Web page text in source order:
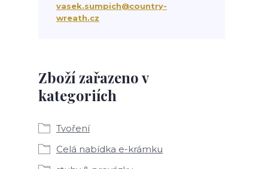
Zboží zařazeno v
kategoriích
Tvoření
Celá nabídka e-krámku
vasek.sumpich@country-
wreath.cz